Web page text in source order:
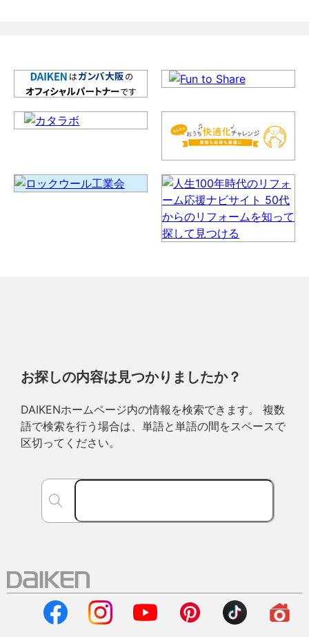
お探しの内容は見つかりましたか？
DAIKENホームページ内の情報を検索できます。 複数
語で検索を行う場合は、単語と単語の間をスペースで
区切ってください。